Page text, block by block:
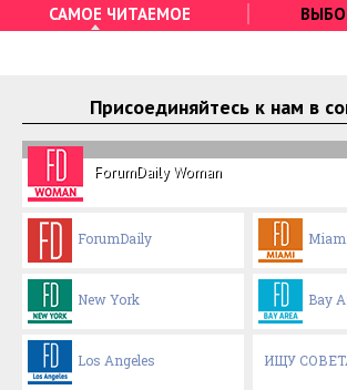
САМОЕ ЧИТАЕМОЕ
Присоединяйтесь к нам в
ForumDaily Woman
ForumDaily
New York Bay
Los Angeles ИЩУ